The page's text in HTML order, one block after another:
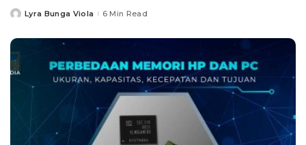
PostedLyra Bunga Viola 6 Min Read